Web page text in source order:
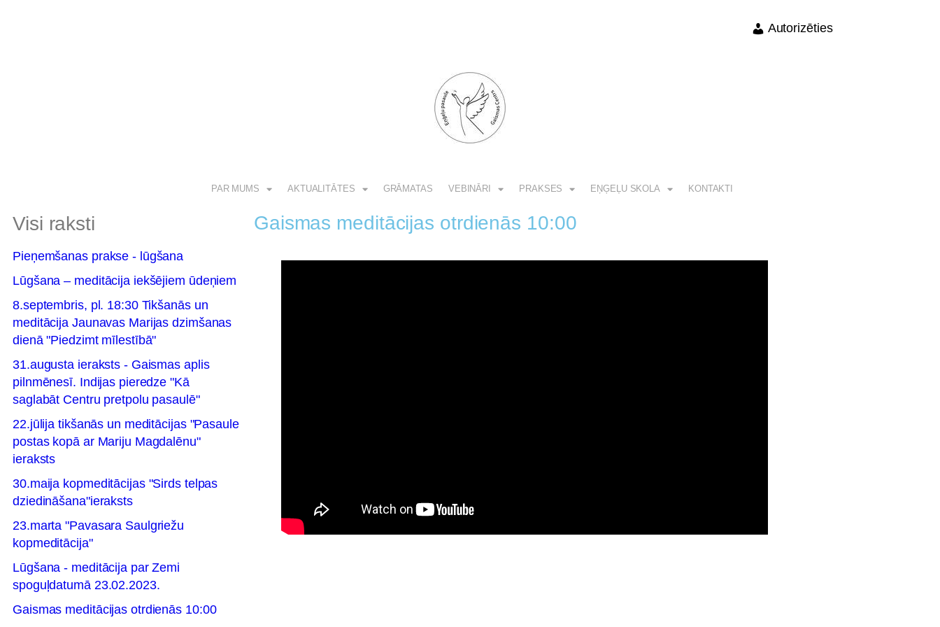
Autorizēties
PAR MUMS AKTUALITĀTES GRĀMATAS VEBINĀRI PRAKSES EŅĢEĻU SKOLA KONTAKTI
Visi raksti Gaismas meditācijas otrdienās 10:00
Pieņemšanas prakse - lūgšana
Lūgšana – meditācija iekšējiem ūdeņiem
8.septembris, pl. 18:30 Tikšanās un
meditācija Jaunavas Marijas dzimšanas
dienā "Piedzimt mīlestībā"
31.augusta ieraksts - Gaismas aplis
pilnmēnesī. Indijas pieredze "Kā
saglabāt Centru pretpolu pasaulē"
22.jūlija tikšanās un meditācijas "Pasaule
postas kopā ar Mariju Magdalēnu"
ieraksts
30.maija kopmeditācijas "Sirds telpas
dziedināšana"ieraksts
23.marta "Pavasara Saulgriežu
kopmeditācija"
Lūgšana - meditācija par Zemi
spoguļdatumā 23.02.2023.
Gaismas meditācijas otrdienās 10:00